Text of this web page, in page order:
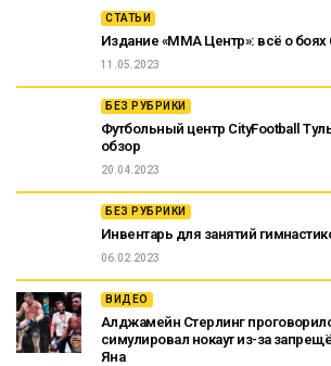
СТАТЬИ
Издание «ММА Центр»: всё о боях
11.05.2023
БЕЗ РУБРИКИ
Футбольный центр CityFootball
обзор
20.04.2023
БЕЗ РУБРИКИ
Инвентарь для занятий
06.02.2023
ВИДЕО
Алджамейн Стерлинг
симулировал нокаут из-за
Яна